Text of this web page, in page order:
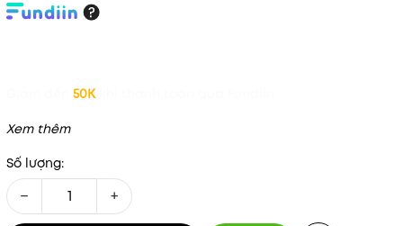
50K
Xem thêm
Số lượng:
− +